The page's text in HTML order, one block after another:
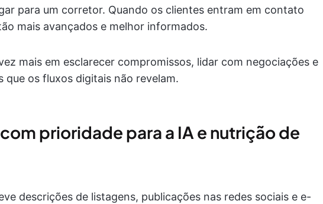
para um corretor. Quando os clientes entram em contato
mais avançados e melhor informados.
mais em esclarecer compromissos, lidar com negociações e
que os fluxos digitais não revelam.
prioridade para a IA e nutrição de
descrições de listagens, publicações nas redes sociais e e-